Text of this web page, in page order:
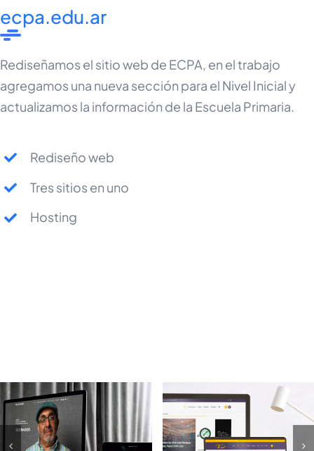
ecpa.edu.ar
Rediseñamos el sitio web de ECPA, en el trabajo
agregamos una nueva sección para el Nivel Inicial y
actualizamos la información de la Escuela Primaria.
Rediseño web
Tres sitios en uno
Hosting